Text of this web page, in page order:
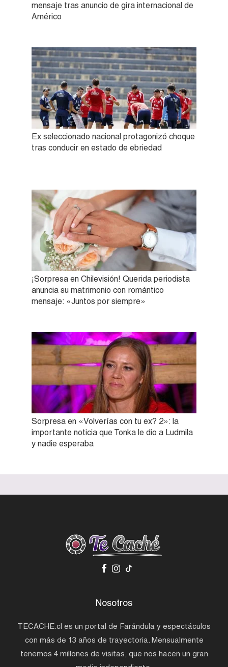
mensaje tras anuncio de gira internacional de
Américo
Ex seleccionado nacional protagonizó choque
tras conducir en estado de ebriedad
¡Sorpresa en Chilevisión! Querida periodista
anuncia su matrimonio con romántico
mensaje: «Juntos por siempre»
Sorpresa en «Volverías con tu ex? 2»: la
importante noticia que Tonka le dio a Ludmila
y nadie esperaba
Nosotros
TECACHE.cl es un portal de Farándula y espectáculos
con más de 13 años de trayectoria. Mensualmente
tenemos 4 millones de visitas, que nos hacen un gran